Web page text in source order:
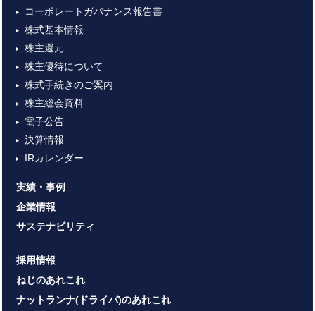
コーポレートガバナンス報告書
株式基本情報
株主還元
株主優待について
株式手続きのご案内
株主総会資料
電子公告
決算情報
IRカレンダー
実績・事例
企業情報
サステナビリティ
採用情報
ねじのあれこれ
ナットランナ(ドライバ)のあれこれ